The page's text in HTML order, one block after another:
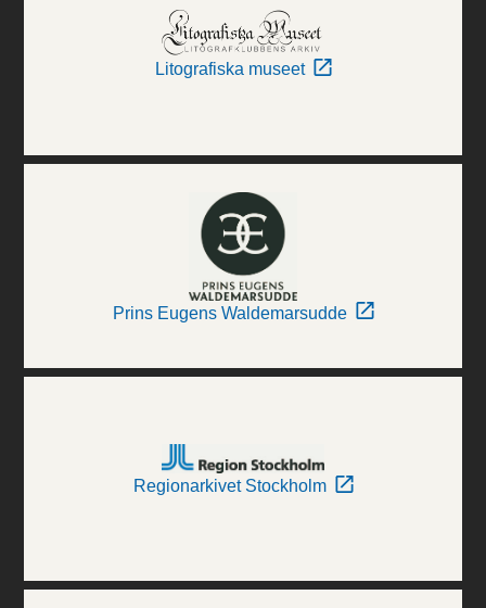
Litografiska museet
Prins Eugens Waldemarsudde
Regionarkivet Stockholm